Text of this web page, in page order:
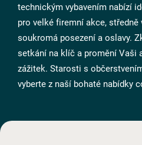
technickým vybavením nabízí
pro velké firemní akce,
soukromá posezení a oslavy.
setkání na klíč a promění Vaši
zážitek. Starosti s
vyberte z naší bohaté nabídky